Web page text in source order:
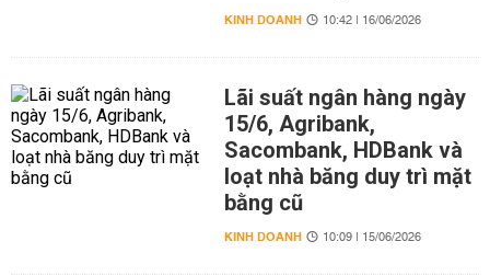
KINH DOANH 10:42 | 16/06/2026
Lãi suất ngân hàng ngày
15/6, Agribank,
Sacombank, HDBank và
loạt nhà băng duy trì mặt
bằng cũ
KINH DOANH 10:09 | 15/06/2026